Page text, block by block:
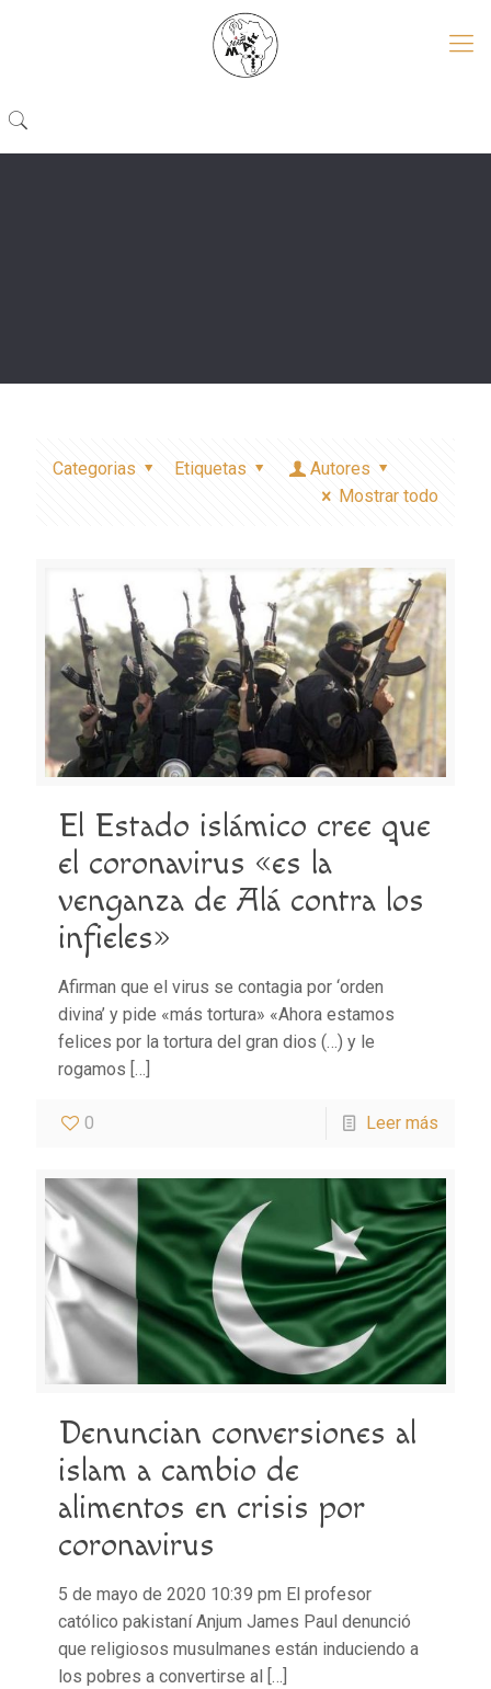
Categorias Etiquetas
Autores
Mostrar todo
El Estado islámico cree que
el coronavirus «es la
venganza de Alá contra los
infieles»
Afirman que el virus se contagia por ‘orden
divina’ y pide «más tortura» «Ahora estamos
felices por la tortura del gran dios (…) y le
rogamos […]
0 Leer más
Denuncian conversiones al
islam a cambio de
alimentos en crisis por
coronavirus
5 de mayo de 2020 10:39 pm El profesor
católico pakistaní Anjum James Paul denunció
que religiosos musulmanes están induciendo a
los pobres a convertirse al
[…]